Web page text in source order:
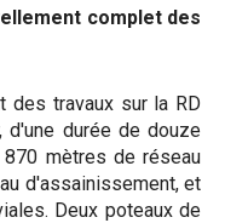
complet des
des travaux sur la RD
d'une durée de douze
mètres de réseau
d'assainissement, et
Deux poteaux de